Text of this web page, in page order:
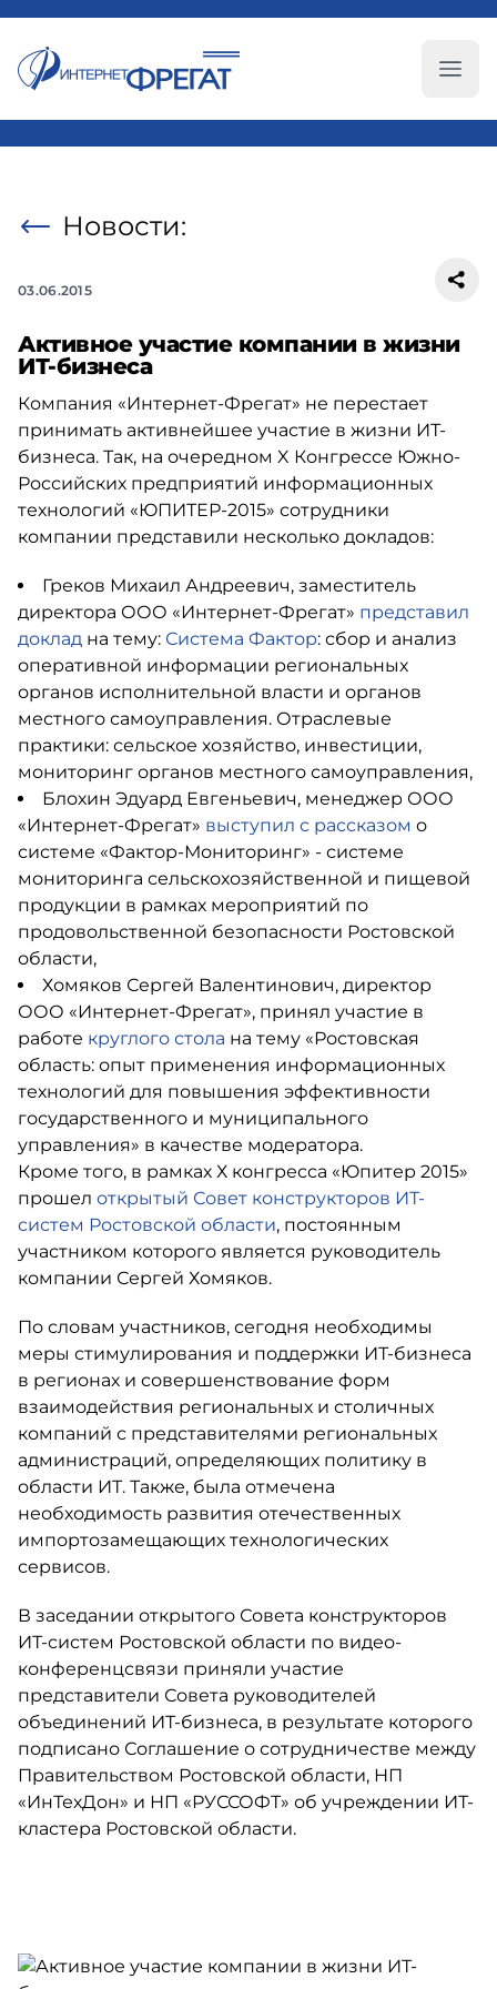
Новости:
03.06.2015
Активное участие компании в жизни
ИТ-бизнеса
Компания «Интернет-Фрегат» не перестает
принимать активнейшее участие в жизни ИТ-
бизнеса. Так, на очередном X Конгрессе Южно-
Российских предприятий информационных
технологий «ЮПИТЕР-2015» сотрудники
компании представили несколько докладов:
Греков Михаил Андреевич, заместитель
директора ООО «Интернет-Фрегат» представил
доклад на тему: Система Фактор: сбор и анализ
оперативной информации региональных
органов исполнительной власти и органов
местного самоуправления. Отраслевые
практики: сельское хозяйство, инвестиции,
мониторинг органов местного самоуправления,
Блохин Эдуард Евгеньевич, менеджер ООО
«Интернет-Фрегат» выступил с рассказом о
системе «Фактор-Мониторинг» - системе
мониторинга сельскохозяйственной и пищевой
продукции в рамках мероприятий по
продовольственной безопасности Ростовской
области,
Хомяков Сергей Валентинович, директор
ООО «Интернет-Фрегат», принял участие в
работе круглого стола на тему «Ростовская
область: опыт применения информационных
технологий для повышения эффективности
государственного и муниципального
управления» в качестве модератора.
Кроме того, в рамках Х конгресса «Юпитер 2015»
прошел открытый Совет конструкторов ИТ-
систем Ростовской области, постоянным
участником которого является руководитель
компании Сергей Хомяков.
По словам участников, сегодня необходимы
меры стимулирования и поддержки ИТ-бизнеса
в регионах и совершенствование форм
взаимодействия региональных и столичных
компаний с представителями региональных
администраций, определяющих политику в
области ИТ. Также, была отмечена
необходимость развития отечественных
импортозамещающих технологических
сервисов.
В заседании открытого Совета конструкторов
ИТ-систем Ростовской области по видео-
конференцсвязи приняли участие
представители Совета руководителей
объединений ИТ-бизнеса, в результате которого
подписано Соглашение о сотрудничестве между
Правительством Ростовской области, НП
«ИнТехДон» и НП «РУССОФТ» об учреждении ИТ-
кластера Ростовской области.